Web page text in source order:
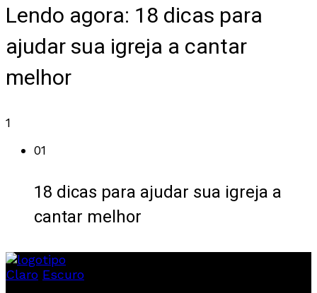
Lendo agora: 18 dicas para
ajudar sua igreja a cantar
melhor
1
01
18 dicas para ajudar sua igreja a
cantar melhor
Claro Escuro